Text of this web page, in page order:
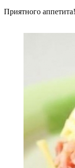
Приятного аппетита!